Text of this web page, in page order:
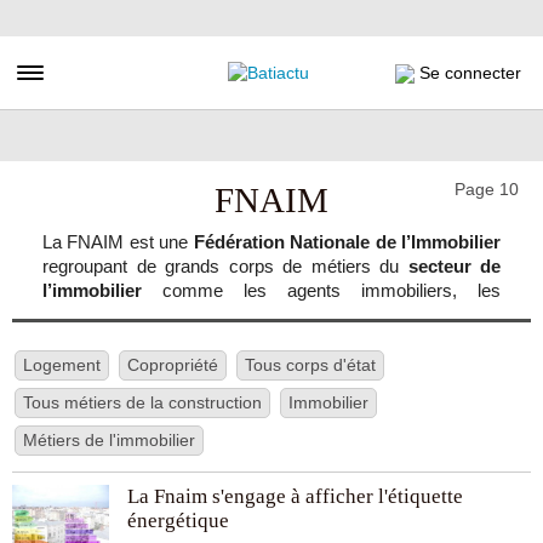
au
principal
Toggle navigation Se connecter
Page 10
FNAIM
La FNAIM est une Fédération Nationale de l’Immobilier
regroupant de grands corps de métiers du secteur de
l’immobilier comme les agents immobiliers, les
administrateurs de biens, les syndics de copropriété, les
conseils en immobilier d’entreprise, les promoteurs, les
aménageurs fonciers, les spécialistes en locations de
vacances, les mandataires en fonds de commerce, les
spécialistes en viager, les marchands de biens ainsi que
les spécialistes en affaires rurales et forestières.
LaFNAIM est, à ce jour,le premier syndicatdes acteurs
de l’immobilieren France
Logement Copropriété
Tous corps d'état
Tous métiers de la construction
Immobilier
Métiers de l'immobilier
La Fnaim s'engage à afficher l'étiquette
énergétique